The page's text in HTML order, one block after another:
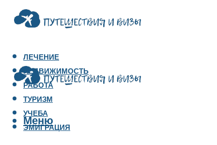
ЛЕЧЕНИЕ
НЕДВИЖИМОСТЬ
РАБОТА
ТУРИЗМ
УЧЕБА
ЭМИГРАЦИЯ
Меню